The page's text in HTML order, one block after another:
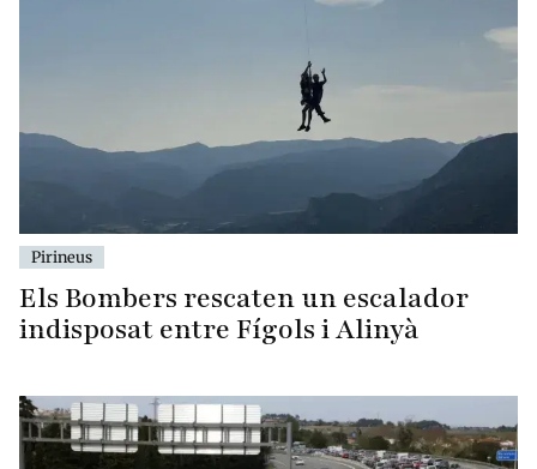
Pirineus
Els Bombers rescaten un escalador
indisposat entre Fígols i Alinyà